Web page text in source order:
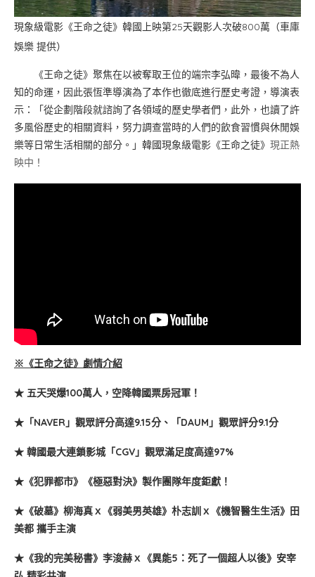
現象級電影《王命之徒》韓國上映第25天觀影人次破800萬（車庫
娛樂 提供）
《王命之徒》聚焦在以被奪取王位的端宗李弘暐，最後不為人
知的命運，因此張恆準導演為了本作也徹底進行歷史考證，導演表
示：「從企劃階段就諮詢了各領域的歷史學者們，此外，也讀了許
多風俗歷史的相關資料，努力調查當時的人們的飲食習慣與休閒娛
樂等日常生活相關的部分。」韓國現象級電影《王命之徒》 現正熱
映中！
※《王命之徒》劇情介紹
★ 五天哭爆100萬人，空降韓國票房冠軍！
★「NAVER」觀眾評分高達9.15分、「DAUM」觀眾評分9.1分
★ 韓國最大連鎖影城「CGV」觀眾滿足度高達97%
★《犯罪都市》《極惡對決》製作團隊年度鉅獻！
★《破墓》柳海真ｘ《弱美男英雄》朴志訓ｘ《機智醫生生活》田
美都 攜手主演
★《我的完美秘書》李浚赫ｘ《異能5：死了一個超人以後》安宰